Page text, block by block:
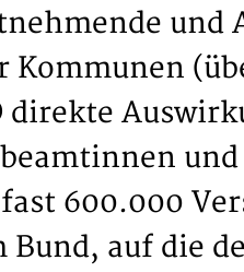
und
Kommunen
direkte
600.000
Bund, auf die